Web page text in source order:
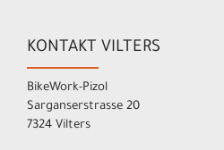
KONTAKT VILTERS
BikeWork-Pizol
Sarganserstrasse 20
7324 Vilters